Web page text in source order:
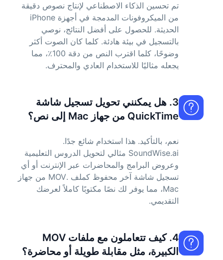
تم تحسين الذكاء الاصطناعي لإنتاج نصوص دقيقة
من الميكروفونات المدمجة في أجهزة iPhone
الحديثة. للحصول على أفضل النتائج، نوصي
بالتسجيل في بيئة هادئة. كلما كان الصوت أكثر
وضوحًا، كلما اقترب النص من دقة 100٪، مما
يجعله مثاليًا للاستخدام العادي والمحترف.
3. هل يمكنني تحويل تسجيل شاشة
QuickTime من جهاز Mac إلى نص؟
نعم، بالتأكيد. هذا استخدام شائع جدًا.
SoundWise.ai مثالي لتحويل الدروس التعليمية
وعروض البرامج والمحاضرات عبر الإنترنت أو أي
تسجيل شاشة آخر محفوظ كملف .MOV من جهاز
Mac، مما يوفر لك نصًا مكتوبًا كاملاً لعرضك
التقديمي.
4. كيف تتعاملون مع ملفات MOV
الكبيرة، مثل مقابلة طويلة أو محاضرة؟